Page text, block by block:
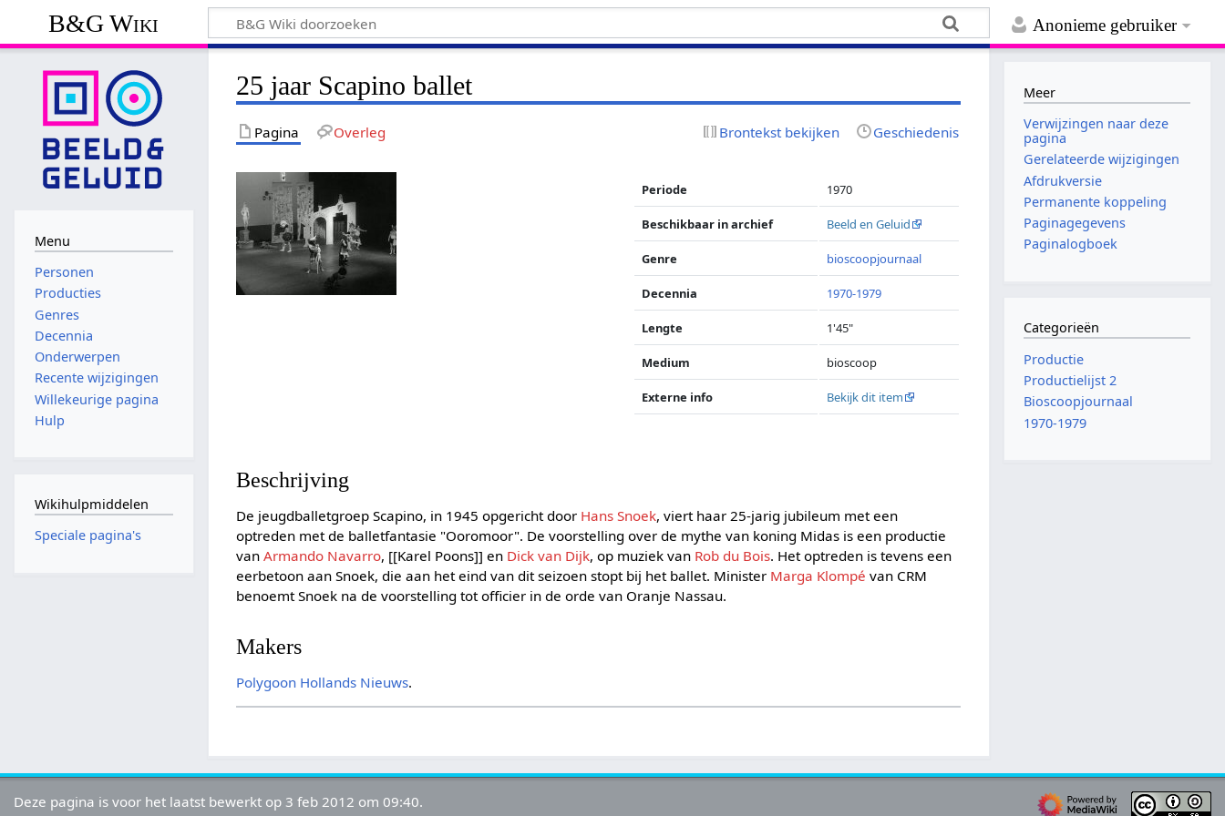
Anonieme gebruiker
B&G Wiki
25 jaar Scapino ballet
Pagina Overleg Brontekst bekijken Geschiedenis
Periode 1970
Beschikbaar in archief Beeld en Geluid
Genre bioscoopjournaal
Decennia 1970-1979
Lengte 1'45"
Medium bioscoop
Externe info Bekijk dit item
Beschrijving
De jeugdballetgroep Scapino, in 1945 opgericht door Hans Snoek, viert haar 25-jarig jubileum met een
optreden met de balletfantasie "Ooromoor". De voorstelling over de mythe van koning Midas is een productie
vanArmando Navarro, [[Karel Poons]] en Dick van Dijk, op muziek van Rob du Bois. Het optreden is tevens een
eerbetoon aan Snoek, die aan het eind van dit seizoen stopt bij het ballet. Minister Marga Klompé van CRM
benoemt Snoek na de voorstelling tot officier in de orde van Oranje Nassau.
Makers
Polygoon Hollands Nieuws.
Menu
Personen
Producties
Genres
Decennia
Onderwerpen
Recente wijzigingen
Willekeurige pagina
Hulp
Wikihulpmiddelen
Speciale pagina's
Meer
Verwijzingen naar deze
pagina
Gerelateerde wijzigingen
Afdrukversie
Permanente koppeling
Paginagegevens
Paginalogboek
Categorieën
Productie
Productielijst 2
Bioscoopjournaal
1970-1979
Deze pagina is voor het laatst bewerkt op 3 feb 2012 om 09:40.